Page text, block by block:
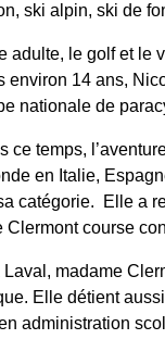
ski alpin, ski de
adulte, le golf et le
environ 14 ans,
nationale de
ce temps,
en Italie,
catégorie. Elle a
Clermont course
Laval, madame
Elle détient
administration